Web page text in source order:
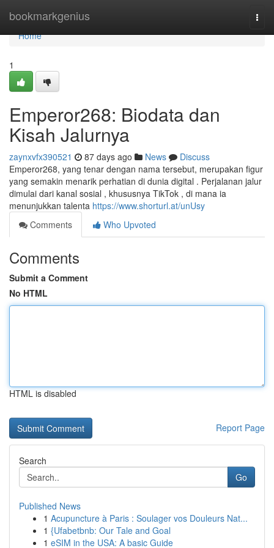
bookmarkgenius
Home
Home
1
Emperor268: Biodata dan
Kisah Jalurnya
zaynxvfx390521 87 days ago News
Discuss
Emperor268, yang tenar dengan nama tersebut, merupakan figur
yang semakin menarik perhatian di dunia digital . Perjalanan jalur
dimulai dari kanal sosial , khususnya TikTok , di mana ia
menunjukkan talenta https://www.shorturl.at/unUsy
Comments
Who Upvoted
Comments
Submit a Comment
No HTML
HTML is disabled
Report Page
Search
Go
Published News
1 Acupuncture à Paris : Soulager vos Douleurs Nat...
1 {Ufabetbnb: Our Tale and Goal
1 eSIM in the USA: A basic Guide